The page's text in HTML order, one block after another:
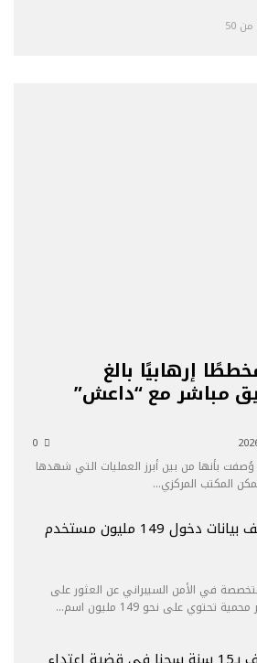
إرهابيًا بالغ
مباشر مع “داعش”
بأنها من بين أبرز العمليات التي شهدها
تسريب ضخم يكشف بيانات دخول 149 مليون مستخدم
في الأمن السيبراني عن العثور على
على نحو 149 مليون اسم…